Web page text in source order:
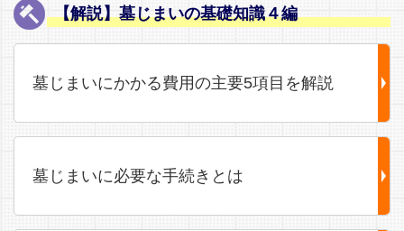
【解説】墓じまいの基礎知識４編
墓じまいにかかる費用の主要5項目を解説
墓じまいに必要な手続きとは